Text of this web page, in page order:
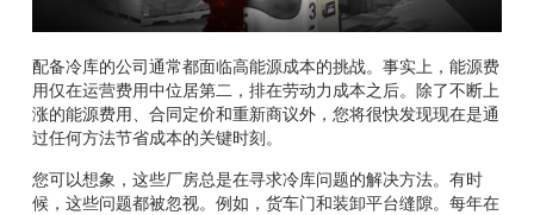
Deutsch
Français
Dutch
新闻
资源中心
帮助
招贤纳士
配备冷库的公司通常都面临高能源成本的挑战。事实上，能源费
用仅在运营费用中位居第二，排在劳动力成本之后。除了不断上
涨的能源费用、合同定价和重新商议外，您将很快发现现在是通
过任何方法节省成本的关键时刻。
您可以想象，这些厂房总是在寻求冷库问题的解决方法。有时
候，这些问题都被忽视。例如，货车门和装卸平台缝隙。每年在